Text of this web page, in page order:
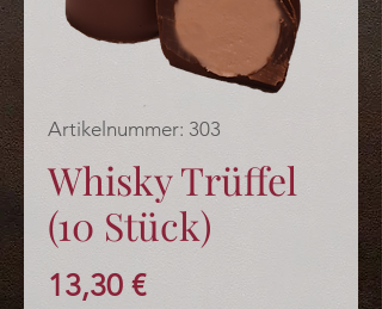
Artikelnummer: 303
Whisky Trüffel
(10 Stück)
13,30 €Preis